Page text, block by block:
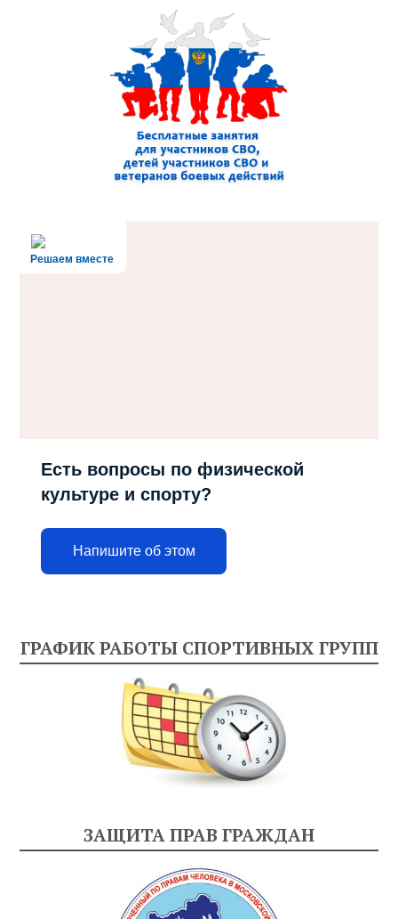
Решаем вместе
Есть вопросы по физической
культуре и спорту?
Напишите об этом
ГРАФИК РАБОТЫ СПОРТИВНЫХ ГРУПП
ЗАЩИТА ПРАВ ГРАЖДАН